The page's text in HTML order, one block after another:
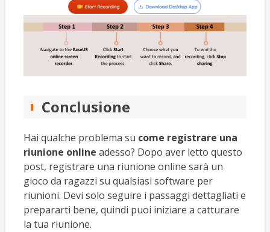
Conclusione
Hai qualche problema su come registrare una
riunione online adesso? Dopo aver letto questo
post, registrare una riunione online sarà un
gioco da ragazzi su qualsiasi software per
riunioni. Devi solo seguire i passaggi dettagliati e
prepararti bene, quindi puoi iniziare a catturare
la tua riunione.